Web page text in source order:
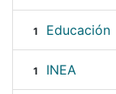
1 Educación
1 INEA